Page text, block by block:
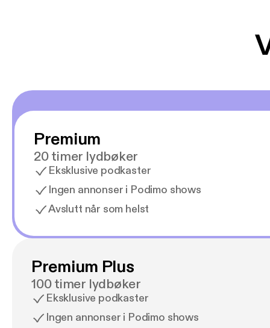
Premium
20 timer lydbøker
Eksklusive podkaster
Ingen annonser i Podimo shows
Avslutt når som helst
Premium Plus
100 timer lydbøker
Eksklusive podkaster
Ingen annonser i Podimo shows